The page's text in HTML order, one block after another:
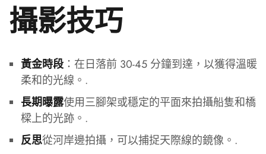
攝影技巧
黃金時段：在日落前 30-45 分鐘到達，以獲得溫暖
柔和的光線。.
長期曝露使用三腳架或穩定的平面來拍攝船隻和橋
樑上的光跡。.
反思從河岸邊拍攝，可以捕捉天際線的鏡像。.